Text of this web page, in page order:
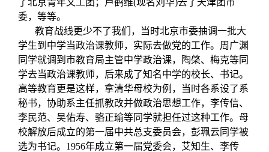
委，等等。
教育战线更少不了我们，当时北京市委抽调一批大
学生到中学当政治课教师，实际去做党的工作。周广渊
同学就调到市教育局主管中学政治课，陶棨、梅克等同
学去当政治课教师，后来成了知名中学的校长、书记。
高等教育更是这样，拿清华母校为例，当时各系设了系
秘书，协助系主任抓教改并做政治思想工作，李传信、
李民范、吴佑寿、骆正瑜等同学就担任过这种工作。母
校解放后成立的第一届中共总支委员会，彭珮云同学被
选为书记。1956年成立第一届党委会，艾知生、李传